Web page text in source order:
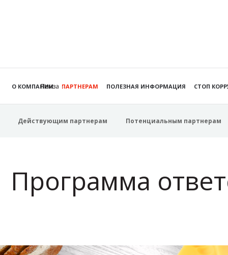
Пенза
О КОМПАНИИ ПАРТНЕРАМ ПОЛЕЗНАЯ ИНФОРМАЦИЯ СТОП
Действующим партнерам Потенциальным партнерам
Программа